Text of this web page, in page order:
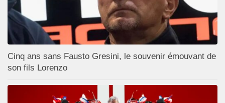
Cinq ans sans Fausto Gresini, le souvenir émouvant de
son fils Lorenzo